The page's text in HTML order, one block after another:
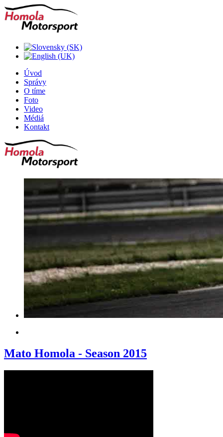
Úvod
Správy
O tíme
Foto
Video
Médiá
Kontakt
Mato Homola - Season 2015